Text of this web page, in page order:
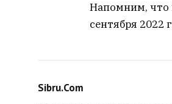
Напомним, что
сентября 2022
Sibru.Com